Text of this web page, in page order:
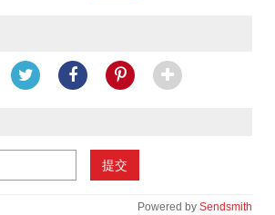
提交
Powered by Sendsmith